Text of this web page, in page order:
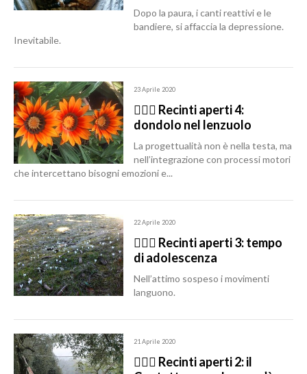
Dopo la paura, i canti reattivi e le
bandiere, si affaccia la depressione.
Inevitabile.
23 Aprile 2020
🙆🏽‍♂️ Recinti aperti 4:
dondolo nel lenzuolo
La progettualità non è nella testa, ma
nell’integrazione con processi motori
che intercettano bisogni emozioni e...
22 Aprile 2020
🙆🏽‍♂️ Recinti aperti 3: tempo
di adolescenza
Nell’attimo sospeso i movimenti
languono.
21 Aprile 2020
🙆🏽‍♂️ Recinti aperti 2: il